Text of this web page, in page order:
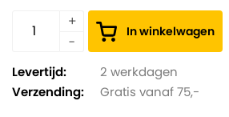
In winkelwagen
Levertijd:
2 werkdagen
Verzending:
Gratis vanaf 75,-